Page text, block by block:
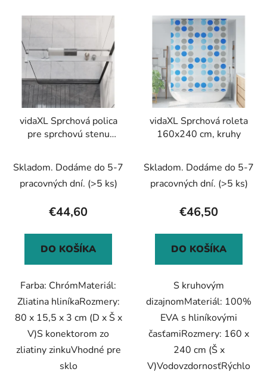
vidaXL Sprchová polica
pre sprchovú stenu
Skladom. Dodáme do 5-7
pracovných dní. (>5 ks)
€44,60
DO KOŠÍKA
Farba: ChrómMateriál:
Zliatina hliníkaRozmery:
80 x 15,5 x 3 cm (D x Š x
V)S konektorom zo
zliatiny zinkuVhodné pre
sklo
vidaXL Sprchová roleta
160x240 cm, kruhy
Skladom. Dodáme do 5-7
pracovných dní. (>5 ks)
€46,50
DO KOŠÍKA
S kruhovým
dizajnomMateriál: 100%
EVA s hliníkovými
časťamiRozmery: 160 x
240 cm (Š x
V)VodovzdornosťRýchlo